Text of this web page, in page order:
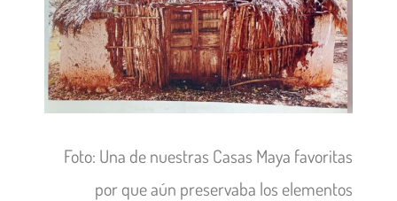
Foto: Una de nuestras Casas Maya favoritas
por que aún preservaba los elementos